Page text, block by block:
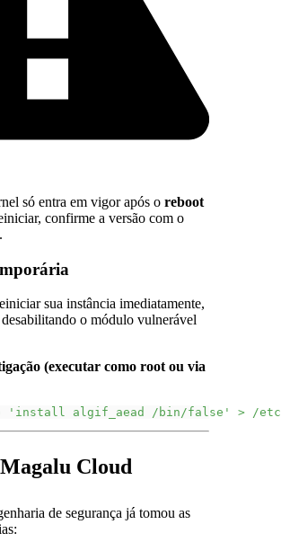
só entra em vigor após o reboot
confirme a versão com o
.
sua instância imediatamente,
o módulo vulnerável
(executar como root ou via
'install algif_aead /bin/false' > /etc/
Cloud
de segurança já tomou as